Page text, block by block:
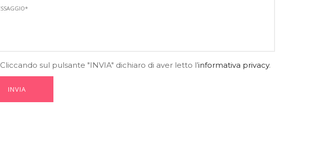
Cliccando sul pulsante "INVIA" dichiaro di aver letto l’informativa privacy.